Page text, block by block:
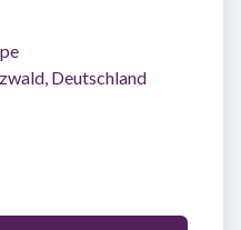
Deutschland